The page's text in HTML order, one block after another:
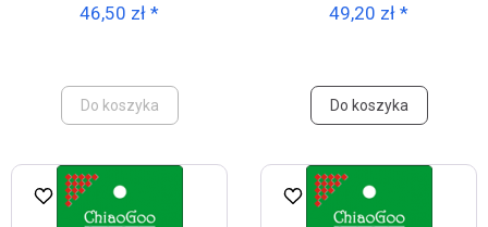
46,50 zł *
Do koszyka
49,20 zł *
Do koszyka